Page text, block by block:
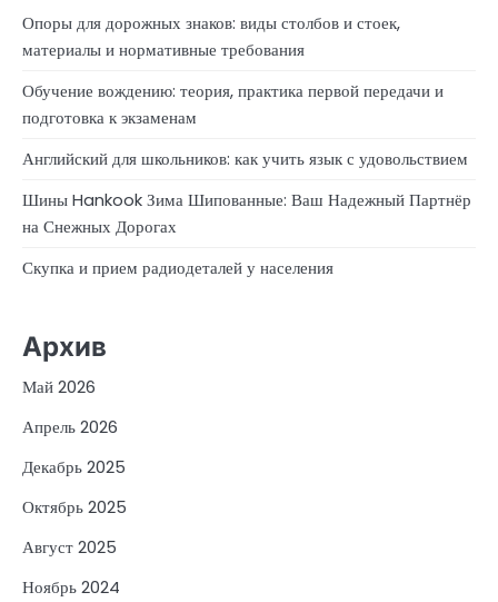
Опоры для дорожных знаков: виды столбов и стоек,
материалы и нормативные требования
Обучение вождению: теория, практика первой передачи и
подготовка к экзаменам
Английский для школьников: как учить язык с удовольствием
Шины Hankook Зима Шипованные: Ваш Надежный Партнёр
на Снежных Дорогах
Скупка и прием радиодеталей у населения
Архив
Май 2026
Апрель 2026
Декабрь 2025
Октябрь 2025
Август 2025
Ноябрь 2024